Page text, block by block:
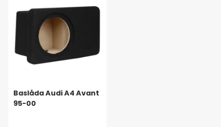
Baslåda Audi A4 Avant
95-00